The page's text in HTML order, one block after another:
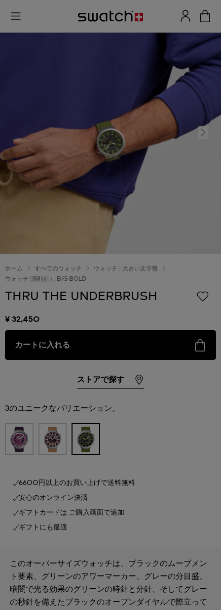
ホーム すべてのウォッチ
ウォッチ : 大きい文字盤
ウォッチ (腕時計) : BIG BOLD
THRU THE UNDERBRUSH
¥ 32,450
カートに入れる
ストアで探す
3のユニークなバリエーション。
6600円以上のお買い上げで送料無料
安心のオンライン決済
ギフトカードは ご購入画面で追加
ギフトにも最適
このオーバーサイズウォッチは、ブラックのムーブメン
ト要素、グリーンのアワーマーカー、グレーの分目盛、
暗闇で光る効果のグリーンの時針と分針、そしてグレー
の秒針を備えたブラックのオープンダイヤルで際立って